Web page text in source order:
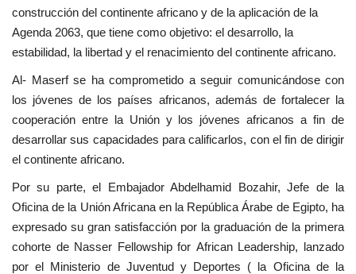
construcción del continente africano y de la aplicación de la
Agenda 2063, que tiene como objetivo: el desarrollo, la
estabilidad, la libertad y el renacimiento del continente africano.
Al- Maserf se ha comprometido a seguir comunicándose con
los jóvenes de los países africanos, además de fortalecer la
cooperación entre la Unión y los jóvenes africanos a fin de
desarrollar sus capacidades para calificarlos, con el fin de dirigir
el continente africano.
Por su parte, el Embajador Abdelhamid Bozahir, Jefe de la
Oficina de la Unión Africana en la República Árabe de Egipto, ha
expresado su gran satisfacción por la graduación de la primera
cohorte de Nasser Fellowship for African Leadership, lanzado
por el Ministerio de Juventud y Deportes ( la Oficina de la